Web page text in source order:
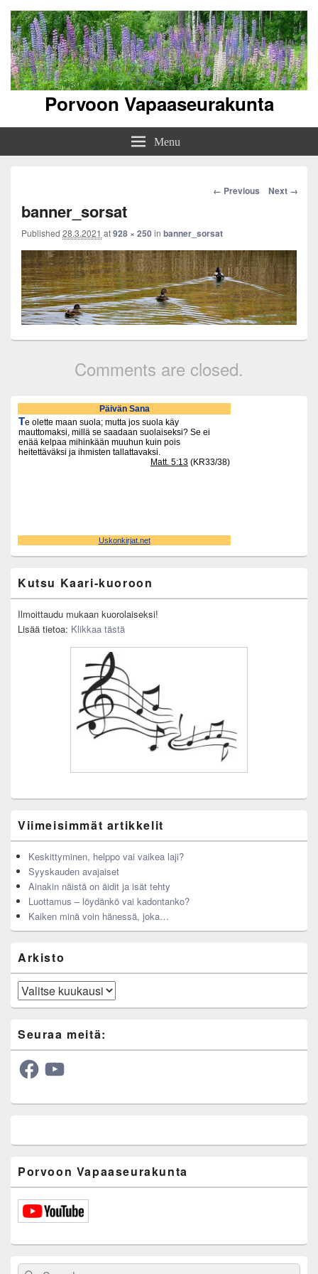
Porvoon Vapaaseurakunta
Menu
Image
← Previous Next →
banner_sorsat
Published 28.3.2021 at928 × 250in banner_sorsat
Comments are closed.
Primary
Sidebar
Widget
Area
Kutsu Kaari-kuoroon
Ilmoittaudu mukaan kuorolaiseksi!
Lisää tietoa: Klikkaa tästä
Viimeisimmät artikkelit
Keskittyminen, helppo vai vaikea laji?
Syyskauden avajaiset
Ainakin näistä on äidit ja isät tehty
Luottamus – löydänkö vai kadontanko?
Kaiken minä voin hänessä, joka…
Arkisto
Arkisto
Seuraa meitä:
FacebookYouTube
Porvoon Vapaaseurakunta
Search